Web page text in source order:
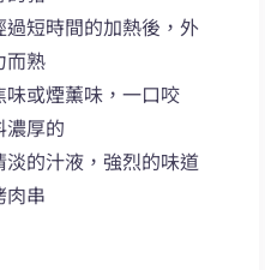
短時間的加熱後，外
而熟
或煙薰味，一口咬
濃厚的
的汁液，強烈的味道
肉串